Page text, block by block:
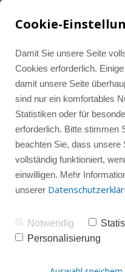
LinkedIn
Instagram
Instagram-
Sparring
Alle Beiträge
Instagram
LinkedIn
Social Media
Tools und
Instagram-
Instagram-Check
Cookie-
Damit Sie unsere Seite
Cookies erforderlich.
damit unsere Seite
sind nur ein komfortables
Statistiken oder für
erforderlich. Bitte stimmen
beachten Sie, dass unsere
vollständig funktioniert,
einwilligen. Mehr
unserer
Notwendig
Personalisierung